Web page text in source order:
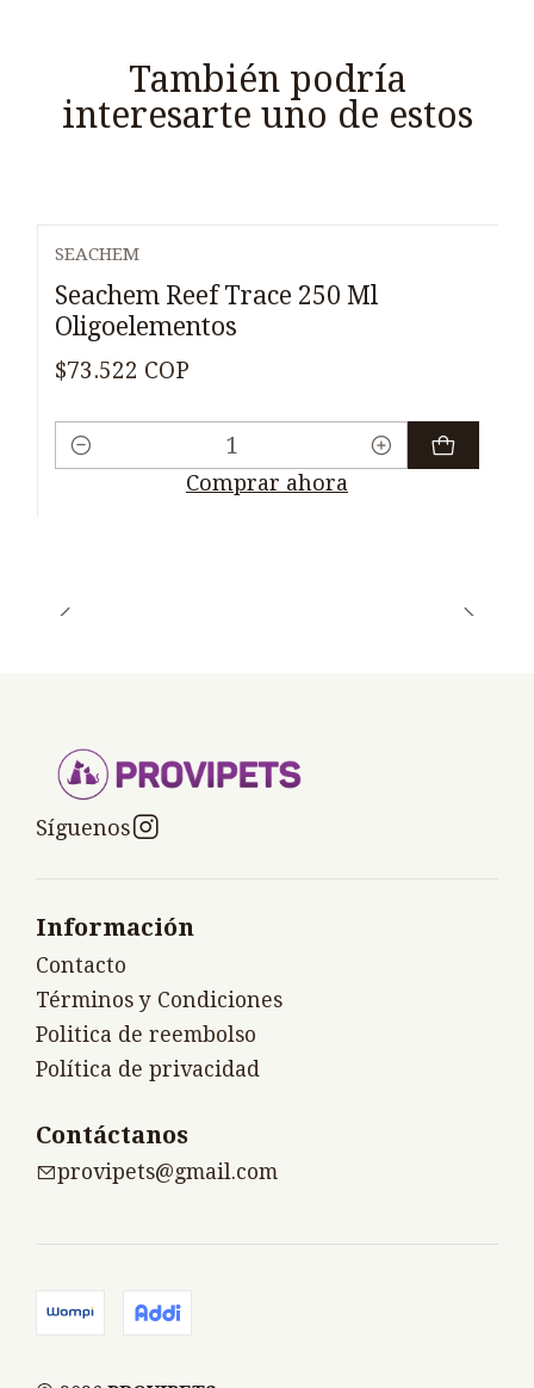
También podría
interesarte uno de estos
SEACHEM
Seachem Reef Trace 250 Ml
Oligoelementos
$73.522 COP
Cantidad
Comprar ahora
Síguenos
Información
Contacto
Términos y Condiciones
Politica de reembolso
Política de privacidad
Contáctanos
provipets@gmail.com